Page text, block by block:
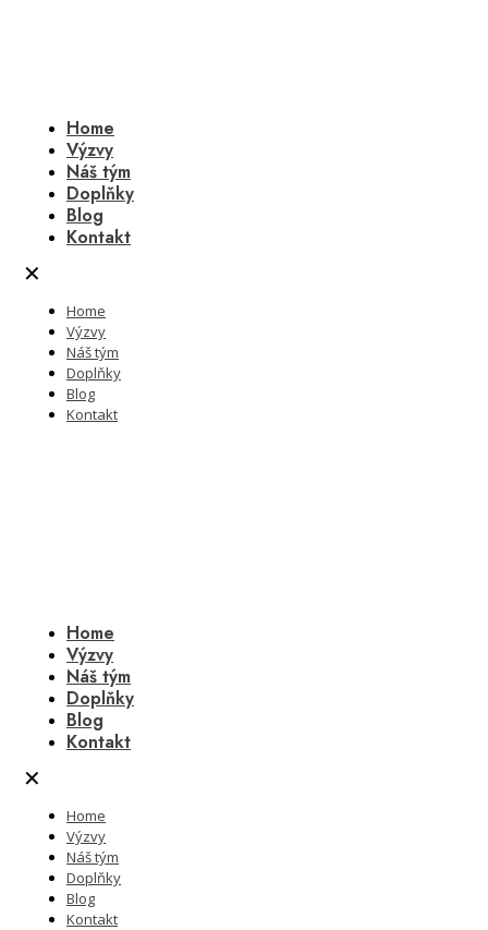
Home
Výzvy
Náš tým
Doplňky
Blog
Kontakt
✕
Home
Výzvy
Náš tým
Doplňky
Blog
Kontakt
Home
Výzvy
Náš tým
Doplňky
Blog
Kontakt
✕
Home
Výzvy
Náš tým
Doplňky
Blog
Kontakt